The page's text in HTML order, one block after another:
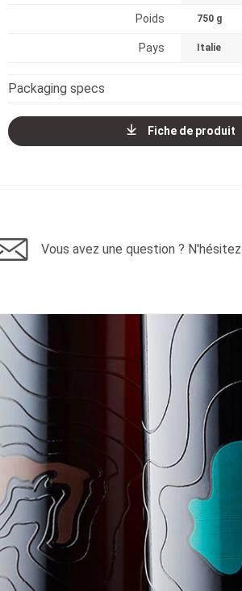
Poids 750 g
Pays Italie
Packaging specs
Fiche de produit
Vous avez une question ?